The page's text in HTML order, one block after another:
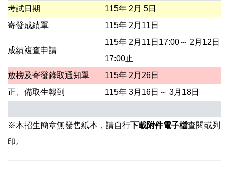
考試日期
115年 2月 5日
寄發成績單
115年 2月11日
成績複查申請
115年 2月11日17:00～ 2月12日
17:00止
放榜及寄發錄取通知單
115年 2月26日
正、備取生報到
115年 3月16日～ 3月18日
※本招生簡章無發售紙本，請自行下載附件電子檔查閱或列
印。